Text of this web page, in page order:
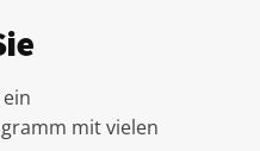
mit vielen